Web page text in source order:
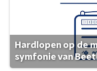
Hardlopen op de
symfonie van